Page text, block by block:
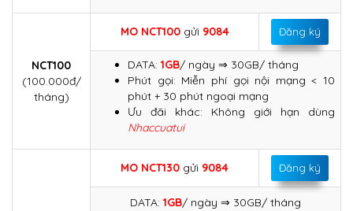
NCT100
(100.000đ/
tháng)
MONCT100 gửi 9084 Đăng ký
DATA: 1GB/ ngày ⇒ 30GB/ tháng
Phút gọi: Miễn phí gọi nội mạng < 10
phút + 30 phút ngoại mạng
Ưu đãi khác: Không giới hạn dùng
Nhaccuatui
MO NCT130 gửi 9084 Đăng ký
DATA: 1GB/ ngày ⇒ 30GB/ tháng